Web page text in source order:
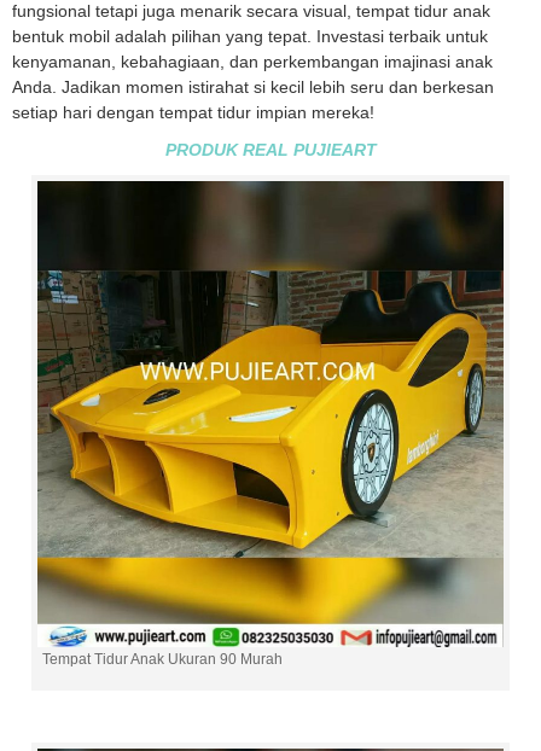
fungsional tetapi juga menarik secara visual, tempat tidur anak
bentuk mobil adalah pilihan yang tepat. Investasi terbaik untuk
kenyamanan, kebahagiaan, dan perkembangan imajinasi anak
Anda. Jadikan momen istirahat si kecil lebih seru dan berkesan
setiap hari dengan tempat tidur impian mereka!
PRODUK REAL PUJIEART
Tempat Tidur Anak Ukuran 90 Murah